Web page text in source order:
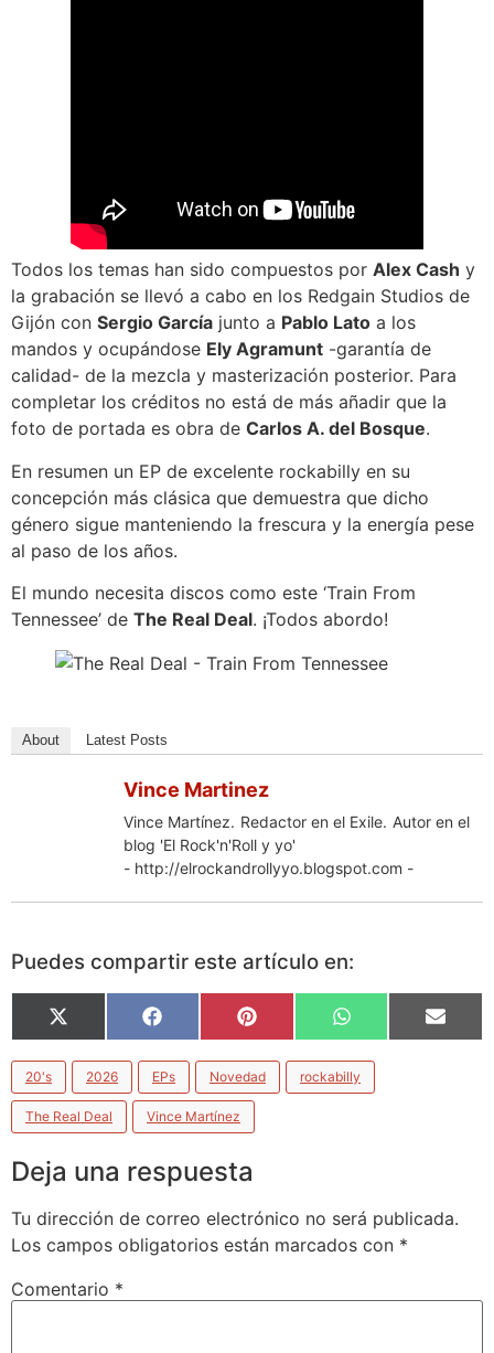
Todos los temas han sido compuestos por Alex Cash y
la grabación se llevó a cabo en los Redgain Studios de
Gijón con Sergio García junto a Pablo Lato a los
mandos y ocupándose Ely Agramunt -garantía de
calidad- de la mezcla y masterización posterior. Para
completar los créditos no está de más añadir que la
foto de portada es obra de Carlos A. del Bosque.
En resumen un EP de excelente rockabilly en su
concepción más clásica que demuestra que dicho
género sigue manteniendo la frescura y la energía pese
al paso de los años.
El mundo necesita discos como este ‘Train From
Tennessee’ de The Real Deal. ¡Todos abordo!
About Latest Posts
Vince Martinez
Vince Martínez. Redactor en el Exile. Autor en el
blog 'El Rock'n'Roll y yo'
- http://elrockandrollyyo.blogspot.com -
Puedes compartir este artículo en:
X
(Twitter)
Facebook Pinterest WhatsApp Email
20's 2026 EPs Novedad rockabilly
The Real Deal Vince Martínez
Deja una respuesta
Tu dirección de correo electrónico no será publicada.
Los campos obligatorios están marcados con *
Comentario *